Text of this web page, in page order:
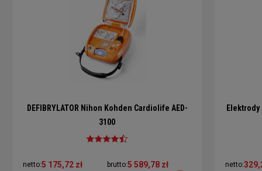
DEFIBRYLATOR Nihon Kohden Cardiolife AED-
3100
netto:5 175,72 zł brutto:5 589,78 zł netto: